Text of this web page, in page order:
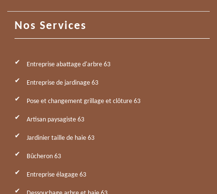
Nos Services
Entreprise abattage d'arbre 63
Entreprise de jardinage 63
Pose et changement grillage et clôture 63
Artisan paysagiste 63
Jardinier taille de haie 63
Bûcheron 63
Entreprise élagage 63